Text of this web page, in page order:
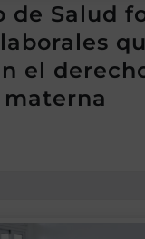
de Salud
el